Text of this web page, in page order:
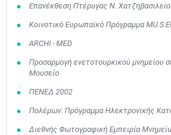
Επανέκθεση Πτέρυγας Ν.
Κοινοτικό Ευρωπαϊκό Πρόγραμμα
ARCHI - MED
Προσαρμογή ενετοτουρκικού μνημείου
Μουσείο
ΠΕΝΕΔ 2002
Πολέμων: Πρόγραμμα Ηλεκτρονικής
Διεθνής Φωτογραφική Εμπειρία